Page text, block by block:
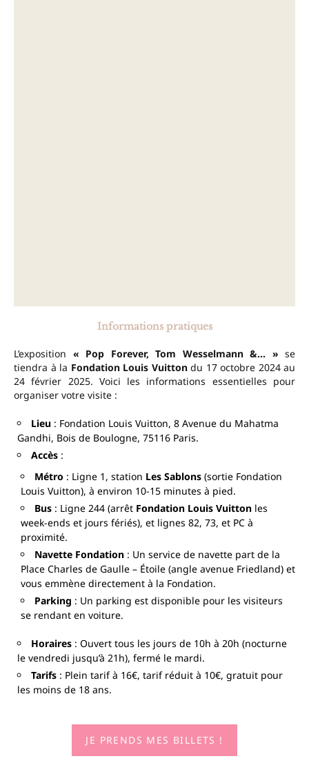
Informations pratiques
L’exposition « Pop Forever, Tom Wesselmann &… » se
tiendra à la Fondation Louis Vuittondu 17 octobre 2024 au
24 février 2025. Voici les informations essentielles pour
organiser votre visite :
Lieu : Fondation Louis Vuitton, 8 Avenue du Mahatma
Gandhi, Bois de Boulogne, 75116 Paris.
Accès :
Métro : Ligne 1, station Les Sablons (sortie Fondation
Louis Vuitton), à environ 10-15 minutes à pied.
Bus : Ligne 244 (arrêt Fondation Louis Vuitton les
week-ends et jours fériés), et lignes 82, 73, et PC à
proximité.
Navette Fondation : Un service de navette part de la
Place Charles de Gaulle – Étoile (angle avenue Friedland) et
vous emmène directement à la Fondation.
Parking : Un parking est disponible pour les visiteurs
se rendant en voiture.
Horaires : Ouvert tous les jours de 10h à 20h (nocturne
le vendredi jusqu’à 21h), fermé le mardi.
Tarifs : Plein tarif à 16€, tarif réduit à 10€, gratuit pour
les moins de 18 ans.
JE PRENDS MES BILLETS !